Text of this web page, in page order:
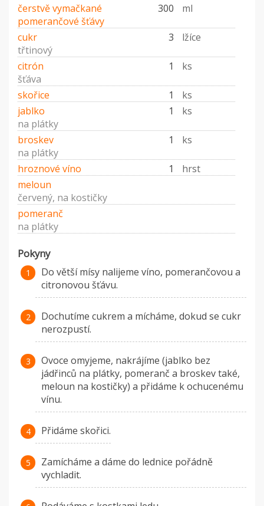
čerstvě vymačkané
pomerančové šťávy
300 ml
cukr 3
lžíce
třtinový
citrón
1
ks
šťáva
skořice
1
ks
jablko
1
ks
na plátky
broskev
1
ks
na plátky
hroznové víno
1
hrst
meloun
červený, na kostičky
pomeranč
na plátky
Pokyny
Do větší mísy nalijeme víno, pomerančovou a
citronovou šťávu.
Dochutíme cukrem a mícháme, dokud se cukr
nerozpustí.
Ovoce omyjeme, nakrájíme (jablko bez
jádřinců na plátky, pomeranč a broskev také,
meloun na kostičky) a přidáme k ochucenému
vínu.
Přidáme skořici.
Zamícháme a dáme do lednice pořádně
vychladit.